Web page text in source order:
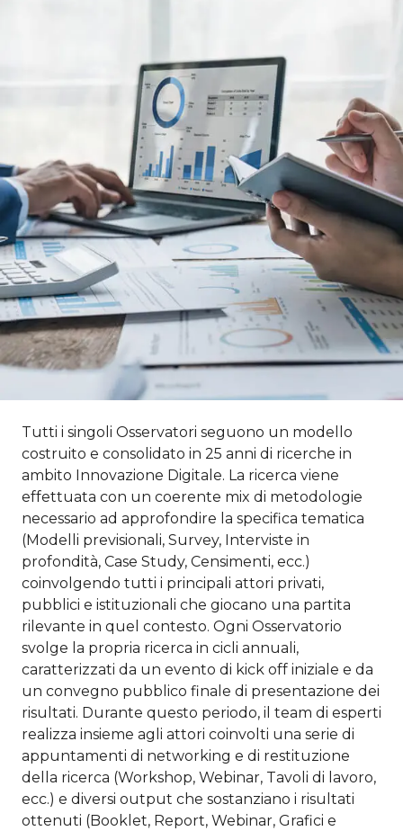
Tutti i singoli Osservatori seguono un modello
costruito e consolidato in 25 anni di ricerche in
ambito Innovazione Digitale. La ricerca viene
effettuata con un coerente mix di metodologie
necessario ad approfondire la specifica tematica
(Modelli previsionali, Survey, Interviste in
profondità, Case Study, Censimenti, ecc.)
coinvolgendo tutti i principali attori privati,
pubblici e istituzionali che giocano una partita
rilevante in quel contesto. Ogni Osservatorio
svolge la propria ricerca in cicli annuali,
caratterizzati da un evento di kick off iniziale e da
un convegno pubblico finale di presentazione dei
risultati. Durante questo periodo, il team di esperti
realizza insieme agli attori coinvolti una serie di
appuntamenti di networking e di restituzione
della ricerca (Workshop, Webinar, Tavoli di lavoro,
ecc.) e diversi output che sostanziano i risultati
ottenuti (Booklet, Report, Webinar, Grafici e